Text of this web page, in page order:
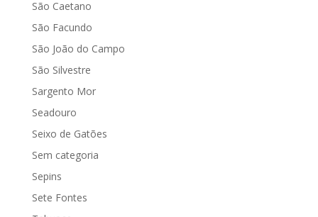
São Caetano
São Facundo
São João do Campo
São Silvestre
Sargento Mor
Seadouro
Seixo de Gatões
Sem categoria
Sepins
Sete Fontes